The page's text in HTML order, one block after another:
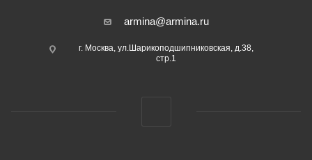
armina@armina.ru
г. Москва, ул.Шарикоподшипниковская, д.38,
стр.1